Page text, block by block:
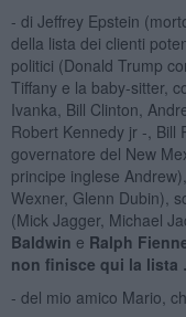
- di Jeffrey Epstein
della lista dei clienti
politici (Donald Trump
Tiffany e la baby-sitter,
Ivanka, Bill Clinton,
Robert Kennedy jr -, Bill
governatore del New
principe inglese
Wexner, Glenn Dubin),
(Mick Jagger, Michael
Baldwin e Ralph
non finisce qui la lista
- del mio amico Mario,